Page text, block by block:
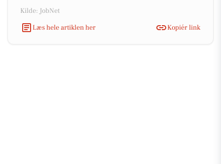
Kilde: JobNet
Læs hele artiklen her
Kopiér link